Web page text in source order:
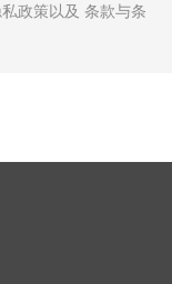
政策以及 条款与条